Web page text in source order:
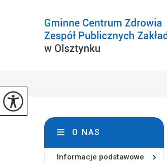
O NAS
Informacje podstawowe